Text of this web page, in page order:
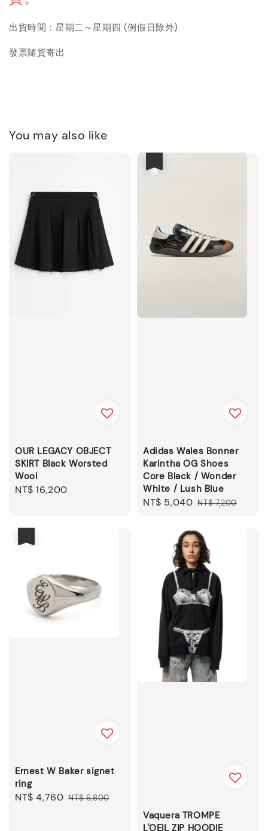
出貨時間：星期二～星期四 (例假日除外)
發票隨貨寄出
You may also like
OUR LEGACY OBJECT
SKIRT Black Worsted
Wool
Regular
NT$ 16,200
Adidas Wales Bonner
Karintha OG Shoes
Core Black / Wonder
White / Lush Blue
Sale
NT$ 5,040 Regular
NT$ 7,200
Ernest W Baker signet
ring
Sale
NT$ 4,760 Regular
NT$ 6,800
Vaquera TROMPE
L'OEIL ZIP HOODIE